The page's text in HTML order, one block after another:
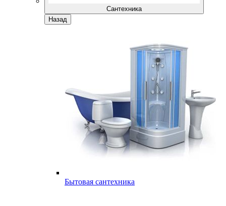
Сантехника
Назад
Бытовая сантехника